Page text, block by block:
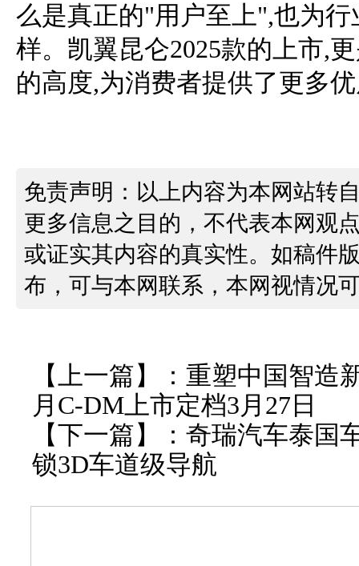
么是真正的"用户至上",也为
样。凯翼昆仑2025款的上市,
的高度,为消费者提供了更多
免责声明：以上内容为本网站转
更多信息之目的，不代表本网观
或证实其内容的真实性。如稿件
布，可与本网联系，本网视情况
【上一篇】： 重塑中国智造
月C-DM上市定档3月27日
【下一篇】： 奇瑞汽车泰国
锁3D车道级导航